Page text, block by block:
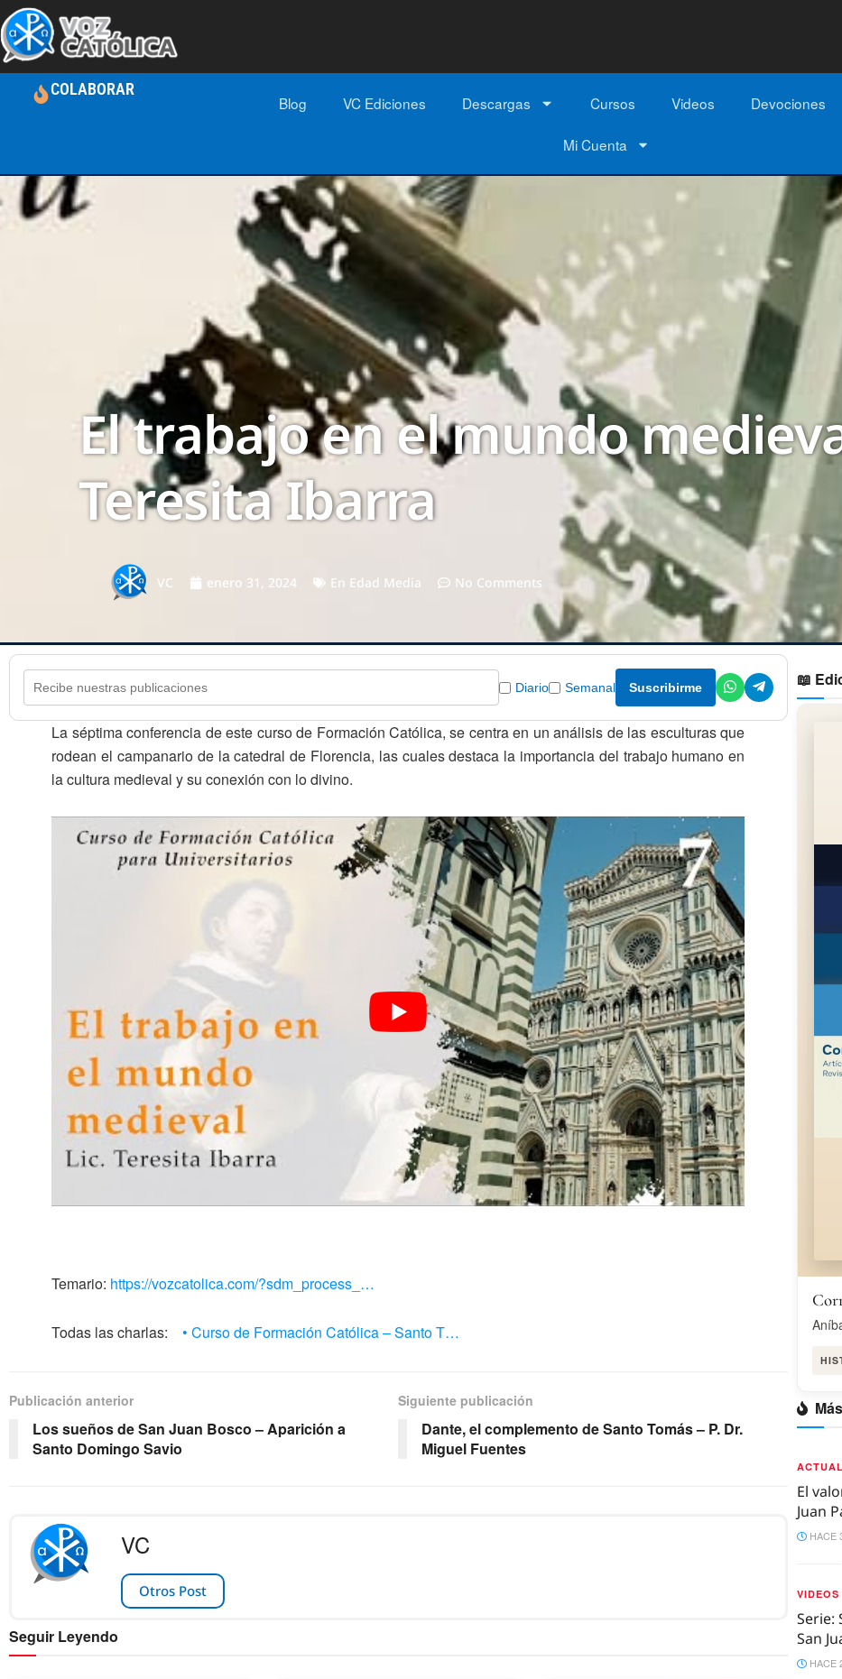
COLABORAR
Blog VC Ediciones Descargas Cursos Videos Devociones
Mi Cuenta
El trabajo en el mundo
Teresita Ibarra
VC enero 31, 2024 En Edad Media No Comments
📖
El
Juan
HACE
VIDEOS
Serie:
San
HACE
Diario Semanal Suscribirme
La séptima conferencia de este curso de Formación Católica, se centra en un análisis de las esculturas que
rodean el campanario de la catedral de Florencia, las cuales destaca la importancia del trabajo humano en
la cultura medieval y su conexión con lo divino.
Temario: https://vozcatolica.com/?sdm_process_…
Todas las charlas: • Curso de Formación Católica – Santo T…
Publicación anterior
Los sueños de San Juan Bosco – Aparición a
Santo Domingo Savio
Siguiente publicación
Dante, el complemento de Santo Tomás – P. Dr.
Miguel Fuentes
VC
Otros Post
Seguir Leyendo